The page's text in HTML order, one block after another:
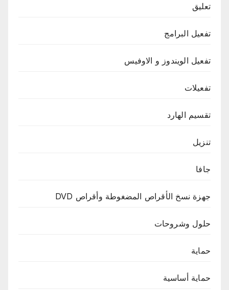
تعليق
تفعيل البرامج
تفعيل الويندوز و الاوفيس
تفعيلات
تقسيم الهارد
تنزيل
جافا
جهزة نسخ الأقراص المضغوطة وأقراص DVD
حلول وشروحات
حماية
حماية أساسية